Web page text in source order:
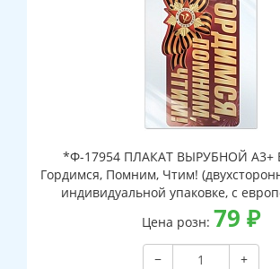
*Ф-17954 ПЛАКАТ ВЫРУБНОЙ А3+
Гордимся, Помним, Чтим!
индивидуальной упаковке, с
клеевым клапаном)
Цена розн: 79 ₽
−
+